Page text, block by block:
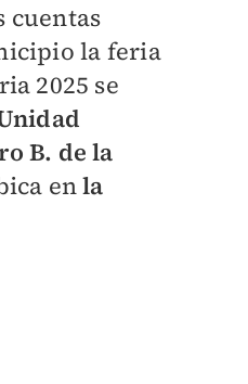
cuentas
la feria
2025 se
B. de la
enla